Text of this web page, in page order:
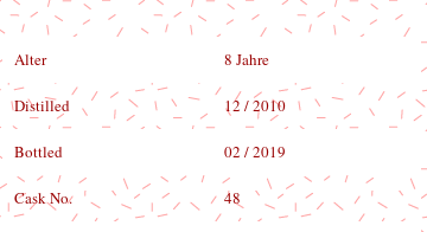
Alter 8 Jahre
Distilled 12 / 2010
Bottled 02 / 2019
Cask No. 48